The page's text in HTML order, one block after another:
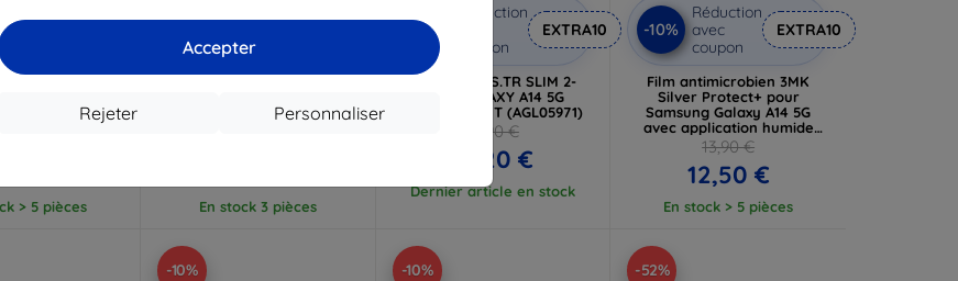
Accepter
Personnaliser
Rejeter
Protection Pro
A14/A34 5G
d'objectif noire
montage 1 pc
> 5 pièces
coupon
CAMERA LENS PROTECTION
GALAXY A14 4G / 5G NOIR
(9490713931769)
En stock 3 pièces
-10%
Réduction
coupon
EXTRA10
SPIGEN GLAS.TR SLIM 2-
PACK GALAXY A14 5G
TRANSPARENT (AGL05971)
19,90 €
15,20 €
Dernier article en stock
-10%
Réduction
avec
coupon
EXTRA10
Film antimicrobien 3MK
Silver Protect+ pour
Samsung Galaxy A14 5G
avec application humide
(5903108513326)
13,90 €
12,50 €
En stock > 5 pièces
-10% -10% -52%